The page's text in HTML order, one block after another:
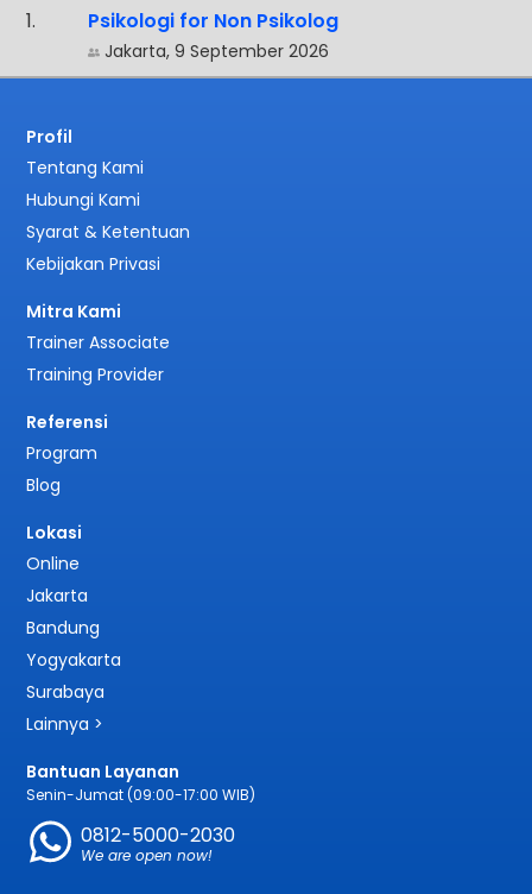
.
Psikologi for Non Psikolog
Jakarta, 9 September 2026
Profil
Tentang Kami
Hubungi Kami
Syarat & Ketentuan
Kebijakan Privasi
Mitra Kami
Trainer Associate
Training Provider
Referensi
Program
Blog
Lokasi
Online
Jakarta
Bandung
Yogyakarta
Surabaya
Lainnya >
Bantuan Layanan
Senin-Jumat (09:00-17:00 WIB)
0812-5000-2030
We are open now!